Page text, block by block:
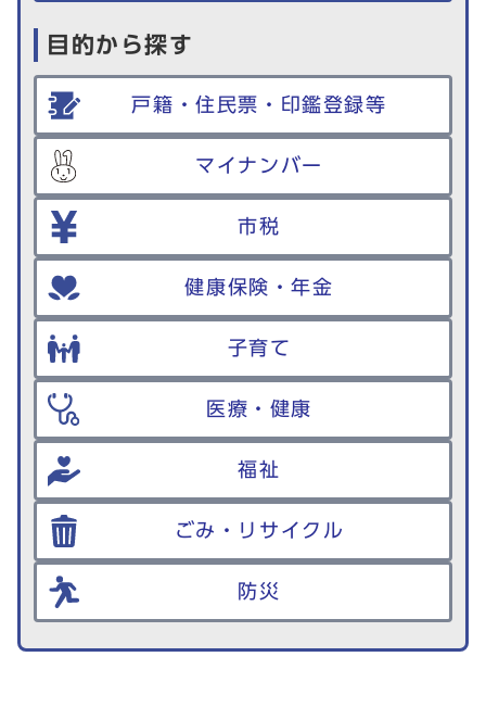
目的から探す
戸籍・住民票・印鑑登録等
マイナンバー
市税
健康保険・年金
子育て
医療・健康
福祉
ごみ・リサイクル
防災